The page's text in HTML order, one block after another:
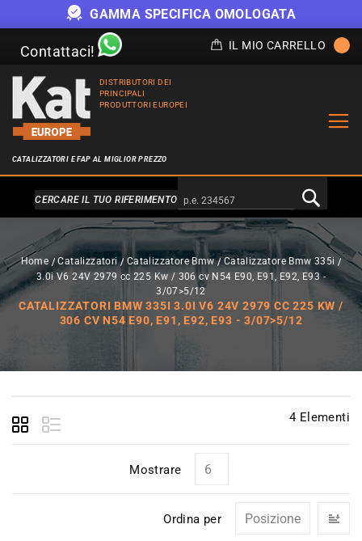
GAMMA SPECIFICA OMOLOGATA
Contattaci! IL MIO CARRELLO
DISTRIBUTORI DEI
PRINCIPALI
PRODUTTORI EUROPEI
CATALIZZATORI E FAP AL MIGLIOR PREZZO
Alternativa a Doofinder
CERCARE IL TUO RIFERIMENTO
Home Catalizzatori Catalizzatore Bmw
Catalizzatore Bmw 335i
3.0i V6 24V 2979 cc 225 Kw / 306 cv N54 E90, E91, E92, E93 -
3/07>5/12
CATALIZZATORI BMW 335I 3.0I V6 24V 2979 CC 225 KW /
306 CV N54 E90, E91, E92, E93 - 3/07>5/12
4 Elementi
Mostrare
Ordina per